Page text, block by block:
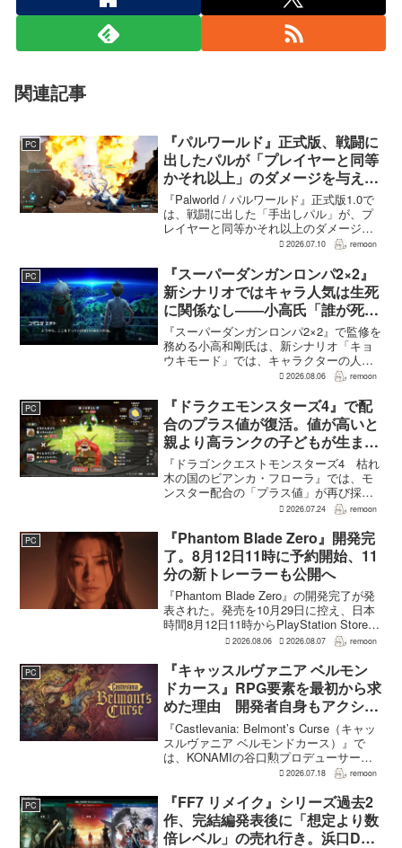
関連記事
PC
『パルワールド』正式版、戦闘に
出したパルが「プレイヤーと同等
かそれ以上」のダメージを与えら
れるように
『Palworld / パルワールド』正式版1.0で
は、戦闘に出した「手出しパル」が、プ
レイヤーと同等かそれ以上のダメージを
敵に与えられるようになった。ほぼすべ
挙動、クールダウン時間、使いやすさが
見直され...
2026.07.10 remoon
PC
『スーパーダンガンロンパ2×2』
新シナリオではキャラ人気は生死
に関係なし――小高氏「誰が死ん
でもヘイトメールは送らないで」
『スーパーダンガンロンパ2×2』で監修を
務める小高和剛氏は、新シナリオ「キョ
ウキモード」では、キャラクターの人気
にかかわらず退場させるとRPG Siteのイ
作と変わることで、これまで見られなか
った一面がよ...
2026.08.06 remoon
PC
『ドラクエモンスターズ4』で配
合のプラス値が復活。値が高いと
親より高ランクの子どもが生まれ
ることも
『ドラゴンクエストモンスターズ4 枯れ
木の国のビアンカ・フローラ』では、モ
ンスター配合の「プラス値」が再び採用
される。配合を繰り返すことで数値が増
が高くなる補正がかかる。前作『ドラゴ
ンクエストモンスターズ...
2026.07.24 remoon
PC
『Phantom Blade Zero』開発完
了。8月12日11時に予約開始、11
分の新トレーラーも公開へ
『Phantom Blade Zero』の開発完了が発
表された。発売を10月29日に控え、日本
時間8月12日11時からPlayStation Store、
Steam、Epic Games Storeで予約受付が
2026.08.06 2026.08.07 remoon
PC
『キャッスルヴァニア ベルモン
ドカース』RPG要素を最初から求
めた理由 開発者自身もアクショ
ンのつらさを実感
『Castlevania: Belmont’s Curse（キャッ
スルヴァニア ベルモンドカース）』で
は、KONAMIの谷口勲プロデューサー
が、レベルアップを含むRPG的システム
何度も挑戦すれば先へ進める...
2026.07.18 remoon
PC
『FF7 リメイク』シリーズ過去2
作、完結編発表後に「想定より数
倍レベル」の売れ行き。浜口Dが